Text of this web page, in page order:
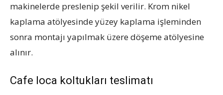
makinelerde preslenip şekil verilir. Krom nikel
kaplama atölyesinde yüzey kaplama işleminden
sonra montajı yapılmak üzere döşeme atölyesine
alınır.
Cafe loca koltukları teslimatı